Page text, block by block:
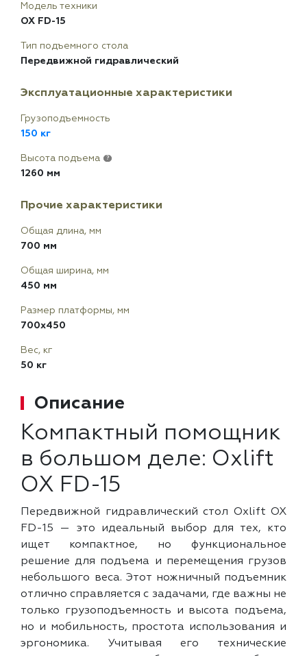
Модель техники
OX FD-15
Тип подъемного стола
Передвижной гидравлический
Эксплуатационные характеристики
Грузоподъемность
150 кг
Высота подъема ?
1260 мм
Прочие характеристики
Общая длина, мм
700 мм
Общая ширина, мм
450 мм
Размер платформы, мм
700х450
Вес, кг
50 кг
Описание
Компактный помощник
в большом деле: Oxlift
OX FD-15
Передвижной гидравлический стол Oxlift OX
FD-15 — это идеальный выбор для тех, кто
ищет компактное, но функциональное
решение для подъема и перемещения грузов
небольшого веса. Этот ножничный подъемник
отлично справляется с задачами, где важны не
только грузоподъемность и высота подъема,
но и мобильность, простота использования и
эргономика. Учитывая его технические